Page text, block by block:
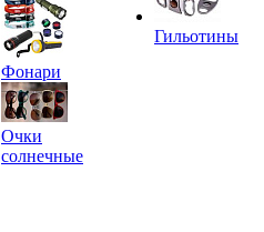
Фонари
Очки
солнечные
Гильотины